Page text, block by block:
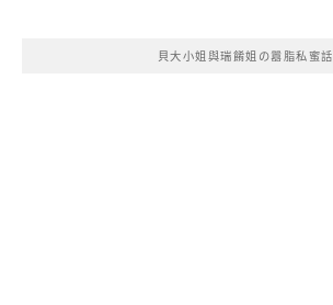
貝大小姐與瑞餚姐の囂脂私蜜話